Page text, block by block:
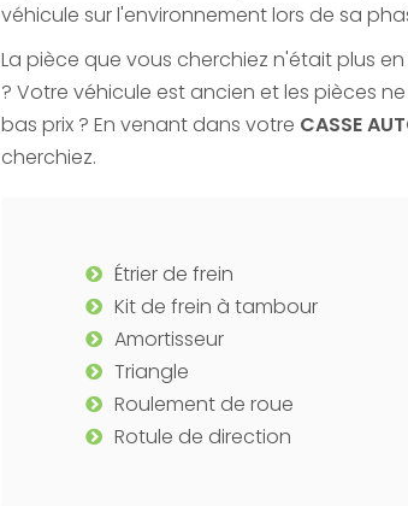
véhicule sur l'environnement lors de sa
La pièce que vous cherchiez n'était plus
? Votre véhicule est ancien et les pièces
bas prix ? En venant dans votre CASSE
cherchiez.
Étrier de frein
Kit de frein à tambour
Amortisseur
Triangle
Roulement de roue
Rotule de direction